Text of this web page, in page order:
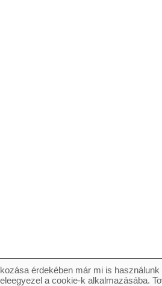
érdekében már mi is
a cookie-k alkalmazásába.